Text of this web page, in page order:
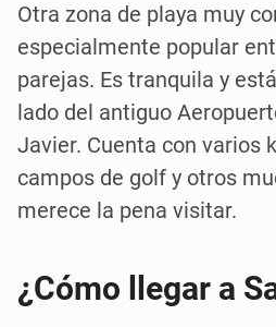
Otra zona de playa muy
especialmente popular
parejas. Es tranquila y
lado del antiguo
Javier. Cuenta con varios
campos de golf y otros
merece la pena visitar.
¿Cómo llegar a